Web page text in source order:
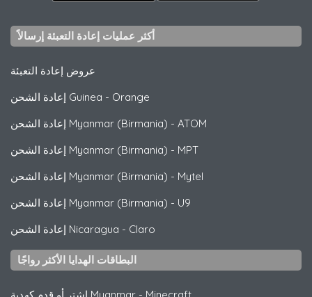
أكثر عمليات إعادة التعبئة إرسالاً
عروض إعادة التعبئة
إعادة الشحن Guinea - Orange
إعادة الشحن Myanmar (Birmania) - ATOM
إعادة الشحن Myanmar (Birmania) - MPT
إعادة الشحن Myanmar (Birmania) - Mytel
إعادة الشحن Myanmar (Birmania) - U9
إعادة الشحن Nicaragua - Claro
البطاقات الهدايا الأكثر رواجًا
اشترِ أو قدم كهدية Myanmar - Minecraft